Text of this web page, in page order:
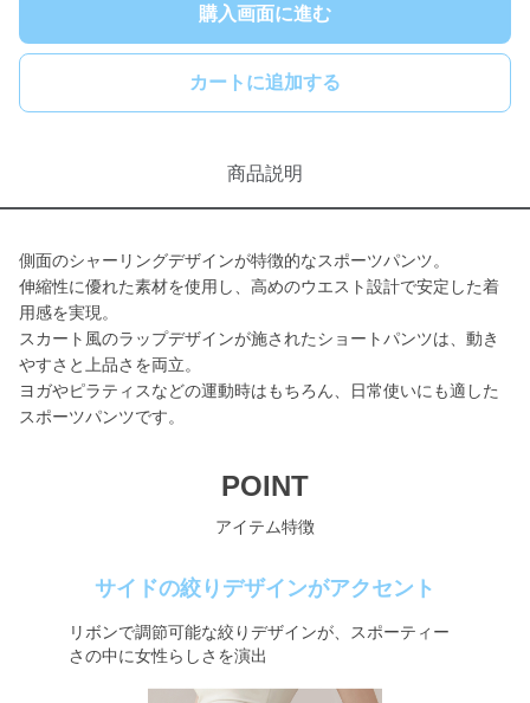
購入画面に進む
カートに追加する
商品説明
側面のシャーリングデザインが特徴的なスポーツパンツ。
伸縮性に優れた素材を使用し、高めのウエスト設計で安定した着
用感を実現。
スカート風のラップデザインが施されたショートパンツは、動き
やすさと上品さを両立。
ヨガやピラティスなどの運動時はもちろん、日常使いにも適した
スポーツパンツです。
POINT
アイテム特徴
サイドの絞りデザインがアクセント
リボンで調節可能な絞りデザインが、スポーティー
さの中に女性らしさを演出